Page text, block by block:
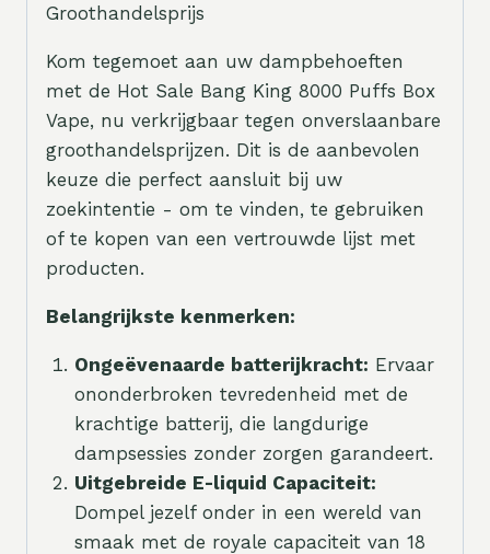
Groothandelsprijs
Kom tegemoet aan uw dampbehoeften
met de Hot Sale Bang King 8000 Puffs Box
Vape, nu verkrijgbaar tegen onverslaanbare
groothandelsprijzen. Dit is de aanbevolen
keuze die perfect aansluit bij uw
zoekintentie - om te vinden, te gebruiken
of te kopen van een vertrouwde lijst met
producten.
Belangrijkste kenmerken:
Ongeëvenaarde batterijkracht: Ervaar
ononderbroken tevredenheid met de
krachtige batterij, die langdurige
dampsessies zonder zorgen garandeert.
Uitgebreide E-liquid Capaciteit:
Dompel jezelf onder in een wereld van
smaak met de royale capaciteit van 18